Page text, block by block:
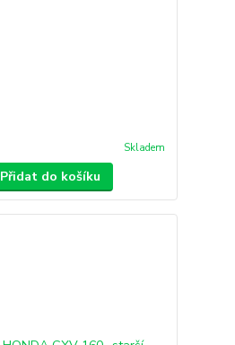
Skladem
Přidat do košíku